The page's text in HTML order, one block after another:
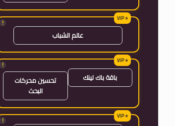
!
عالم الشباب
!
باقة باك لينك
تحسين محركات
البحث
!